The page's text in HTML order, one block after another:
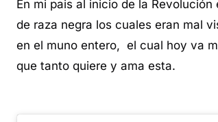
En mi pais al inicio de la
de raza negra los cuales eran mal
en el muno entero, el cual hoy va
que tanto quiere y ama esta.